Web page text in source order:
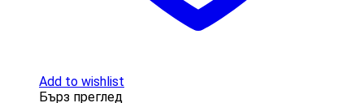
Add to wishlist
Бърз преглед